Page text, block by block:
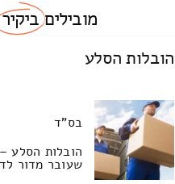
מוביליםביקיר
הובלות הסלע
בס"ד
הובלות הסלע
שעובר מדור